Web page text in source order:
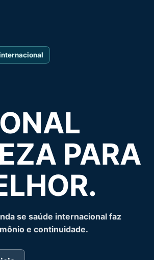
PARA
se saúde internacional faz
e continuidade.